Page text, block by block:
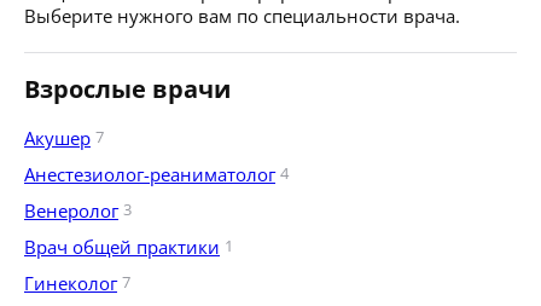
Выберите нужного вам по специальности врача.
Взрослые врачи
Акушер 7
Анестезиолог-реаниматолог 4
Венеролог 3
Врач общей практики 1
Гинеколог 7